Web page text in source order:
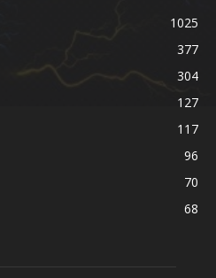
1025
377
304
127
117
96
70
68